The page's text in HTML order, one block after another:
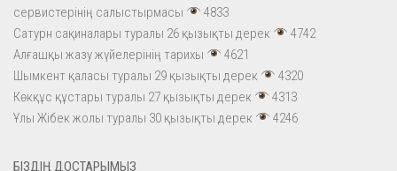
сервистерінің салыстырмасы
4833
Сатурн сақиналары туралы 26 қызықты дерек
4742
Алғашқы жазу жүйелерінің тарихы
4621
Шымкент қаласы туралы 29 қызықты дерек
4320
Көкқұс құстары туралы 27 қызықты дерек
4313
Ұлы Жібек жолы туралы 30 қызықты дерек
4246
БІЗДІҢ ДОСТАРЫМЫЗ